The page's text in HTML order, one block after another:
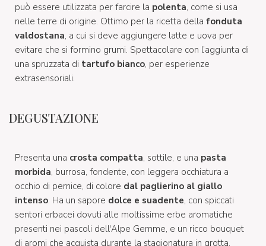
può essere utilizzata per farcire la polenta, come si usa
nelle terre di origine. Ottimo per la ricetta della fonduta
valdostana, a cui si deve aggiungere latte e uova per
evitare che si formino grumi. Spettacolare con l’aggiunta di
una spruzzata di tartufo bianco, per esperienze
extrasensoriali.
DEGUSTAZIONE
Presenta una crosta compatta, sottile, e una pasta
morbida, burrosa, fondente, con leggera occhiatura a
occhio di pernice, di colore dal paglierino al giallo
intenso. Ha un sapore dolce e suadente, con spiccati
sentori erbacei dovuti alle moltissime erbe aromatiche
presenti nei pascoli dell'Alpe Gemme, e un ricco bouquet
di aromi che acquista durante la stagionatura in grotta.